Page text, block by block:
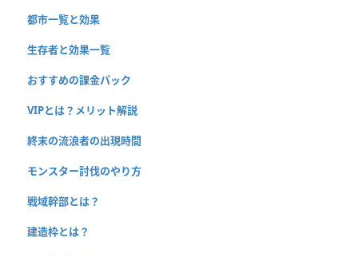
都市一覧と効果
生存者と効果一覧
おすすめの課金パック
VIPとは？メリット解説
終末の流浪者の出現時間
モンスター討伐のやり方
戦域幹部とは？
建造枠とは？